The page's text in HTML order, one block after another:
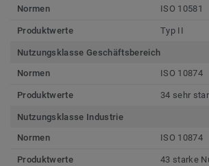
Normen
ISO 10581
Produktwerte Typ II
Nutzungsklasse Geschäftsbereich
Normen
ISO 10874
Produktwerte 34 sehr
Nutzungsklasse Industrie
Normen
ISO 10874
Produktwerte 43 starke